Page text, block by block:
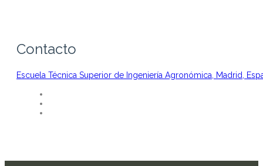
Contacto
Escuela Técnica Superior de Ingeniería Agronómica, Madrid,